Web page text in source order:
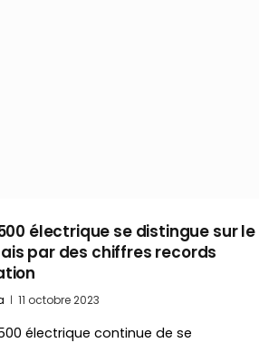
électrique se distingue sur le
par des chiffres records
11 octobre 2023
électrique continue de se